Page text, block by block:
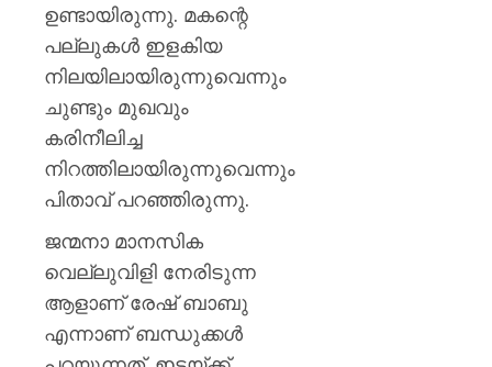
ഉണ്ടായിരുന്നു. മകന്റെ
പല്ലുകള്‍ ഇളകിയ
നിലയിലായിരുന്നുവെന്നും
ചുണ്ടും മുഖവും
കരിനീലിച്ച
നിറത്തിലായിരുന്നുവെന്നും
പിതാവ് പറഞ്ഞിരുന്നു.
ജന്മനാ മാനസിക
വെല്ലുവിളി നേരിടുന്ന
ആളാണ് രേഷ് ബാബു
എന്നാണ് ബന്ധുക്കള്‍